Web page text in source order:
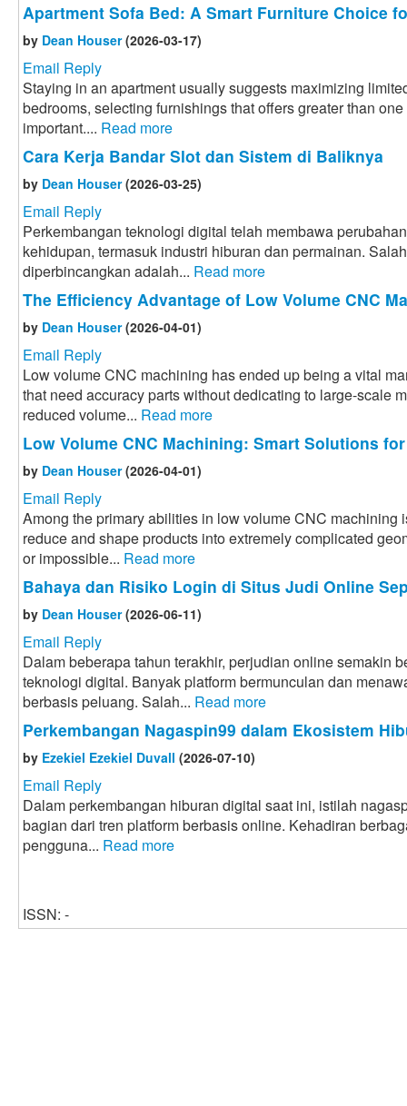
Apartment Sofa Bed: A Smart Furniture Choice
by Dean Houser(2026-03-17)
Email Reply
Staying in an apartment usually suggests maximizing
bedrooms, selecting furnishings that offers greater than
important.... Read more
Cara Kerja Bandar Slot dan Sistem di Baliknya
by Dean Houser(2026-03-25)
Email Reply
Perkembangan teknologi digital telah membawa
kehidupan, termasuk industri hiburan dan permainan.
diperbincangkan adalah... Read more
The Efficiency Advantage of Low Volume CNC
by Dean Houser(2026-04-01)
Email Reply
Low volume CNC machining has ended up being a vital
that need accuracy parts without dedicating to large-scale
reduced volume... Read more
Low Volume CNC Machining: Smart Solutions
by Dean Houser(2026-04-01)
Email Reply
Among the primary abilities in low volume CNC
reduce and shape products into extremely complicated
or impossible... Read more
Bahaya dan Risiko Login di Situs Judi Online
by Dean Houser(2026-06-11)
Email Reply
Dalam beberapa tahun terakhir, perjudian online semakin
teknologi digital. Banyak platform bermunculan dan
berbasis peluang. Salah... Read more
Perkembangan Nagaspin99 dalam Ekosistem
by Ezekiel Ezekiel Duvall (2026-07-10)
Email Reply
Dalam perkembangan hiburan digital saat ini, istilah
bagian dari tren platform berbasis online. Kehadiran
pengguna... Read more
ISSN: -